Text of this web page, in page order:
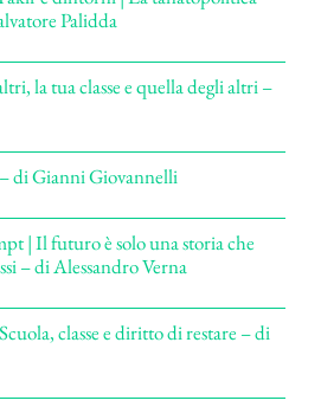
Palidda
la tua classe e quella degli altri –
di Gianni Giovannelli
| Il futuro è solo una storia che
– di Alessandro Verna
classe e diritto di restare – di